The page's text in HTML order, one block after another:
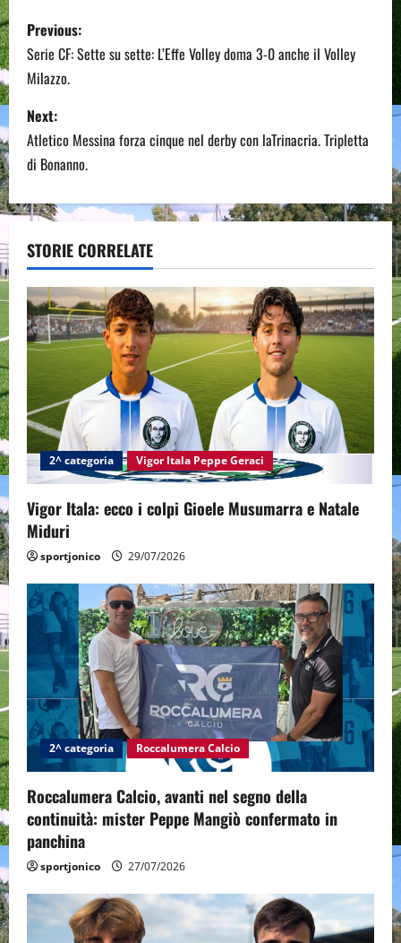
P
o
s
t
n
a
v
i
g
a
t
i
o
n
Previous:
Serie CF: Sette su sette: L’Effe Volley doma 3-0 anche il Volley
Milazzo.
Next:
Atletico Messina forza cinque nel derby con laTrinacria. Tripletta
di Bonanno.
STORIE CORRELATE
2^ categoria Vigor Itala Peppe Geraci
Vigor Itala: ecco i colpi Gioele Musumarra e Natale
Miduri
sportjonico 29/07/2026
2^ categoria Roccalumera Calcio
Roccalumera Calcio, avanti nel segno della
continuità: mister Peppe Mangiò confermato in
panchina
sportjonico 27/07/2026